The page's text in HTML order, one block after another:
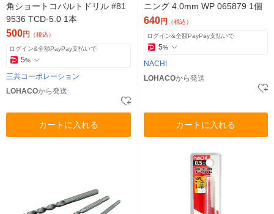
角ショートコバルトドリル #81
9536 TCD-5.0 1本
500円 （税込）
ログイン&全額PayPay支払いで
5%
三共コーポレーション
LOHACOから発送
カートに入れる
ニング 4.0mm WP 065879 1個
640円 （税込）
ログイン&全額PayPay支払いで
5%
NACHI
LOHACOから発送
カートに入れる